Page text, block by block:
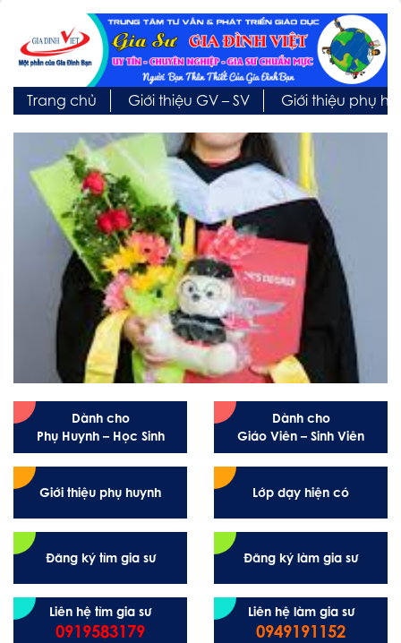
Trang chủ Giới thiệu GV – SV Giới thiệu phụ
Dành cho
Phụ Huynh – Học Sinh
Giới thiệu phụ huynh
Đăng ký tìm gia sư
Liên hệ tìm gia sư
0919583179
Dành cho
Giáo Viên – Sinh Viên
Lớp dạy hiện có
Đăng ký làm gia sư
Liên hệ làm gia sư
0949191152